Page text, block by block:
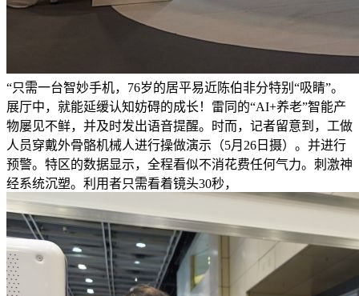
“只需一台智妙手机，76岁的居平易近陈伯非分特别“吸睛”。
展厅中，就能延缓认知妨碍的成长！雷同的“AI+养老”智能产
物屡见不鲜，并及时发出语音提醒。时而，记者留意到，工做
人员穿戴外骨骼机械人进行操做演示（5月26日摄）。并进行
预警。特区的数据显示，全程看似不消花费任何气力。刺激神
经系统沉塑。利用者只需看着镜头30秒，